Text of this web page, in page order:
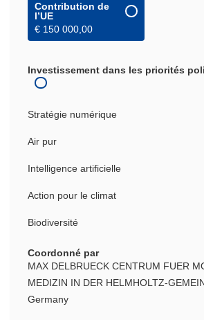
Contribution de
l’UE
€ 150 000,00
Investissement dans les priorités
Stratégie numérique
Air pur
Intelligence artificielle
Action pour le climat
Biodiversité
Coordonné par
MAX DELBRUECK CENTRUM FUER
MEDIZIN IN DER HELMHOLTZ-
Germany